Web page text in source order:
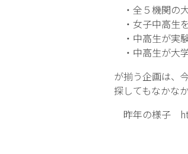
・全５機関の
・女子中高生
・中高生が実
・中高生が大
が揃う企画は、
探してもなかな
昨年の様子